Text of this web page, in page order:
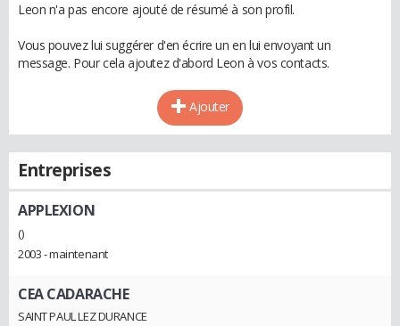
Leon n'a pas encore ajouté de résumé à son profil.
Vous pouvez lui suggérer d'en écrire un en lui envoyant un
message. Pour cela ajoutez d'abord Leon à vos contacts.
Ajouter
Entreprises
APPLEXION
()
2003 - maintenant
CEA CADARACHE
SAINT PAUL LEZ DURANCE